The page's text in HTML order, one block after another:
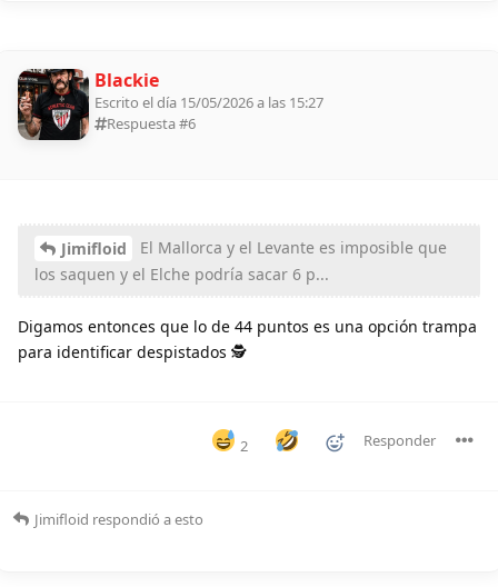
Blackie
Escrito el día 15/05/2026 a las 15:27
Respuesta #6
Jimifloid
El Mallorca y el Levante es imposible que
los saquen y el Elche podría sacar 6 p...
Digamos entonces que lo de 44 puntos es una opción trampa
para identificar despistados 🕵
2 Responder
Jimifloid respondió a esto